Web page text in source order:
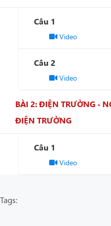
Câu 1
Video
Câu 2
Video
BÀI 2: ĐIỆN TRƯỜNG -
ĐIỆN TRƯỜNG
Câu 1
Video
Tags: